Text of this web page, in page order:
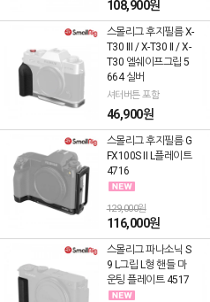
108,900원
스몰리그 후지필름 X-
T30 III / X-T30 II / X-
T30 엘쉐이프그립 5
664 실버
셔터버튼 포함
46,900원
스몰리그 후지필름 G
FX100S II L플레이트
4716
129,000원
116,000원
스몰리그 파나소닉 S
9 L그립 L형 핸들 마
운팅 플레이트 4517